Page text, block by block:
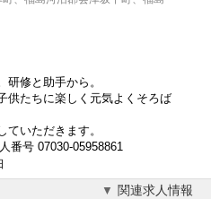
修と助手から。
たちに楽しく元気よくそろば
いただきます。
番号 07030-05958861
関連求人情報